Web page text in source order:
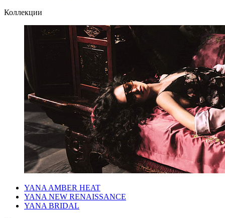
Коллекции
YANA AMBER HEAT
YANA NEW RENAISSANCE
YANA BRIDAL